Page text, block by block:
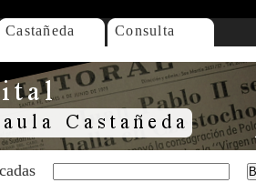
Castañeda Consulta